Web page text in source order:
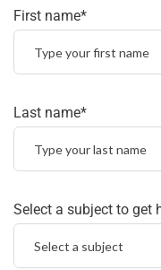
First name*
Last name*
Select a subject to get
Select a subject